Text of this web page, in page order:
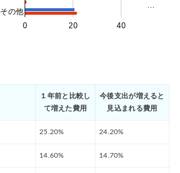
0 20 40
その他
１年前と比較し
て増えた費用
今後支出が増えると
見込まれる費用
25.20% 24.20%
14.60% 14.70%